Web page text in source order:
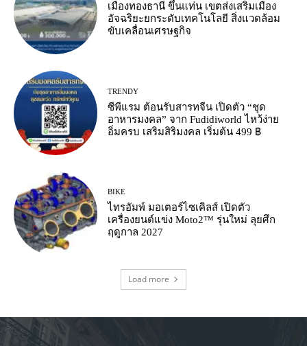
เมืองทองธานี ขึ้นแท่น เขตส่งเสริมเมือง
อัจฉริยะยกระดับเทคโนโลยี สิ่งแวดล้อม
ขับเคลื่อนเศรษฐกิจ
TRENDY
ซีพีแรม ต้อนรับสารทจีน เปิดตัว “ชุด
อาหารมงคล” จาก Fudidiworld ไหว้ง่าย
อิ่มครบ เสริมสิริมงคล เริ่มต้น 499 ฿
BIKE
ไทรอัมพ์ มอเตอร์ไซเคิลส์ เปิดตัว
เครื่องยนต์แข่ง Moto2™ รุ่นใหม่ ลุยศึก
ฤดูกาล 2027
Load more